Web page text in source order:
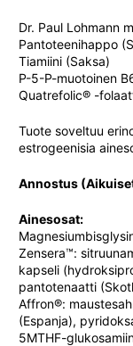
Dr. Paul Lohmann
Pantoteenihappo
Tiamiini (Saksa)
P-5-P-muotoinen
Quatrefolic® -
Tuote soveltuu
estrogeenisia
Annostus
Ainesosat:
Zensera™:
kapseli (
pantotenaatti
Affron®:
(Espanja),
5MTHF-